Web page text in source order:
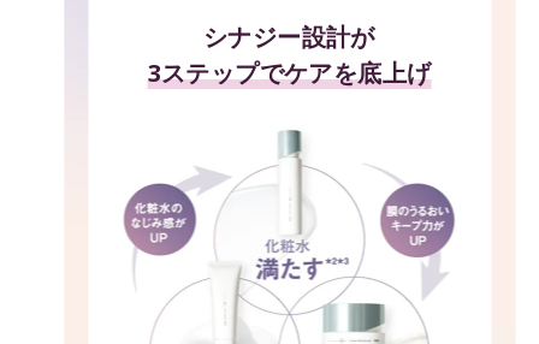
シナジー設計が
3ステップでケアを底上げ